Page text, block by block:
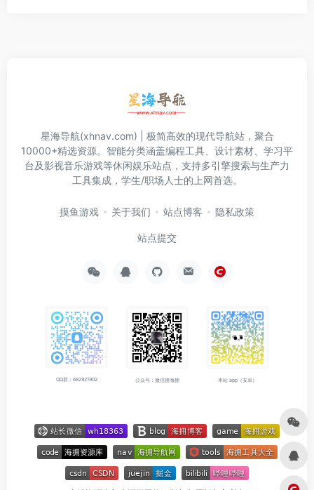
星海导航(xhnav.com) | 极简高效的现代导航站，聚合
10000+精选资源。智能分类涵盖编程工具、设计素材、学习平
台及影视音乐游戏等休闲娱乐站点，支持多引擎搜索与生产力
工具集成，学生/职场人士的上网首选。
摸鱼游戏 关于我们 站点博客 隐私政策
站点提交
QQ群：682921902 公众号：微信搜海拥 本站 app（安卓）